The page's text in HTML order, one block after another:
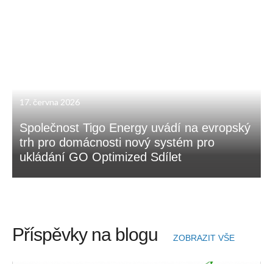
17. června 2026
Společnost Tigo Energy uvádí na evropský
trh pro domácnosti nový systém pro
ukládání GO Optimized Sdílet
Příspěvky na blogu ZOBRAZIT VŠE